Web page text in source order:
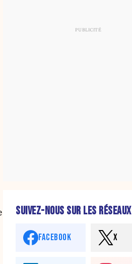
SUIVEZ-NOUS SUR LES RÉSEAUX
FACEBOOK X